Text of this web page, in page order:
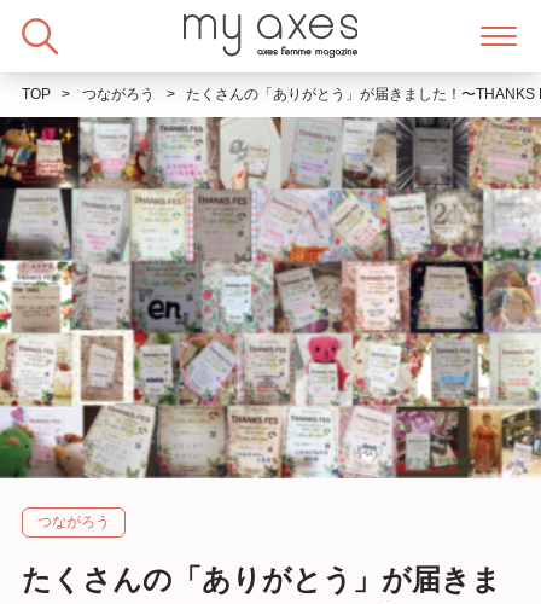
TOP つながろう たくさんの「ありがとう」が届きました！〜THANKS
つながろう
たくさんの「ありがとう」が届きま